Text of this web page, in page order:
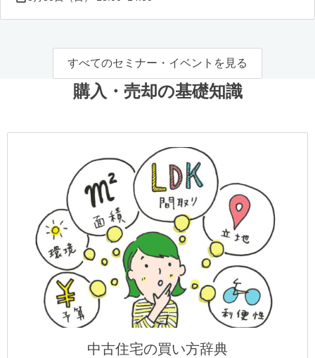
すべてのセミナー・イベントを見る
購入・売却の基礎知識
中古住宅の買い方辞典